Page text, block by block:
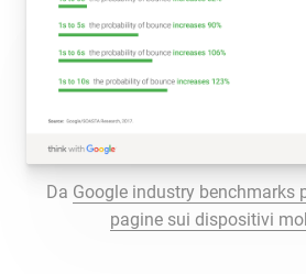
Da Google industry benchmarks
pagine sui dispositivi